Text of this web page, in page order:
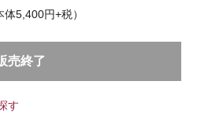
体5,400円+税）
売終了
す